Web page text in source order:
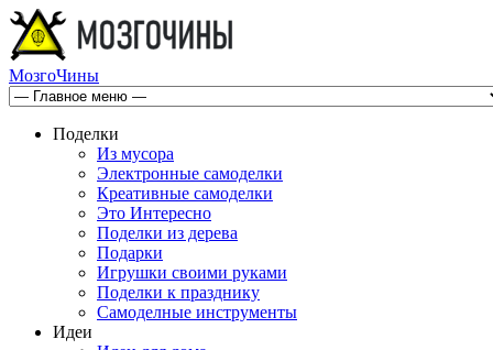
МозгоЧины
Поделки
Из мусора
Электронные самоделки
Креативные самоделки
Это Интересно
Поделки из дерева
Подарки
Игрушки своими руками
Поделки к празднику
Самоделные инструменты
Идеи